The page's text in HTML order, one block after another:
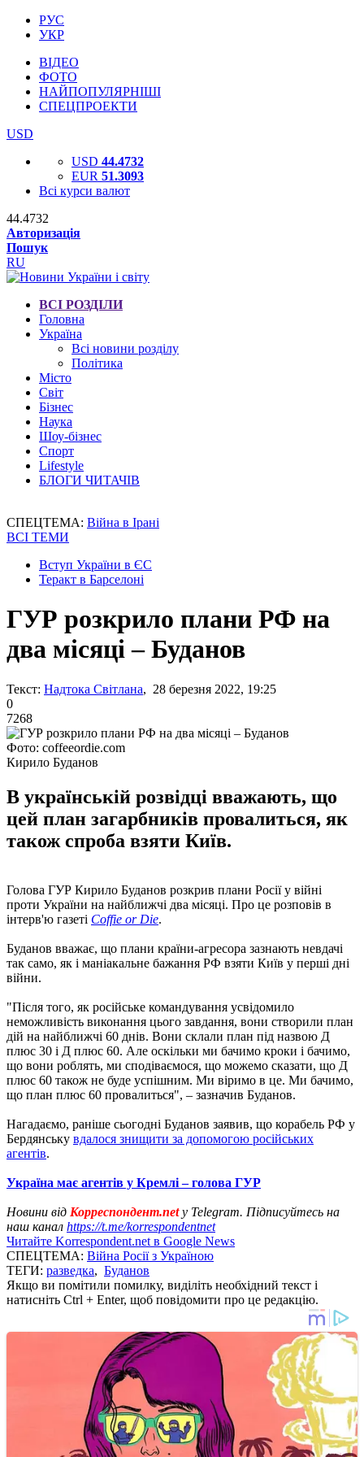
РУС
УКР
ВІДЕО
ФОТО
НАЙПОПУЛЯРНІШІ
СПЕЦПРОЕКТИ
USD
USD 44.4732
EUR 51.3093
Всі курси валют
44.4732
Авторизація
Пошук
RU
ВСІ РОЗДІЛИ
Головна
Україна
Всі новини розділу
Політика
Місто
Світ
Бізнес
Наука
Шоу-бізнес
Спорт
Lifestyle
БЛОГИ ЧИТАЧІВ
СПЕЦТЕМА: Війна в Ірані
ВСІ ТЕМИ
Вступ України в ЄС
Теракт в Барселоні
ГУР розкрило плани РФ на
два місяці – Буданов
Текст: Надтока Світлана, 28 березня 2022, 19:25
0
7268
Фото: coffeeordie.com
Кирило Буданов
В українській розвідці вважають, що
цей план загарбників провалиться, як
також спроба взяти Київ.
Голова ГУР Кирило Буданов розкрив плани Росії у війні
проти України на найближчі два місяці. Про це розповів в
інтерв'ю газеті Coffie or Die.
Буданов вважає, що плани країни-агресора зазнають невдачі
так само, як і маніакальне бажання РФ взяти Київ у перші дні
війни.
"Після того, як російське командування усвідомило
неможливість виконання цього завдання, вони створили план
дій на найближчі 60 днів. Вони склали план під назвою Д
плюс 30 і Д плюс 60. Але оскільки ми бачимо кроки і бачимо,
що вони роблять, ми сподіваємося, що можемо сказати, що Д
плюс 60 також не буде успішним. Ми віримо в це. Ми бачимо,
що план плюс 60 провалиться", – зазначив Буданов.
Нагадаємо, раніше сьогодні Буданов заявив, що корабель РФ у
Бердянську вдалося знищити за допомогою російських
агентів.
Україна має агентів у Кремлі – голова ГУР
Новини від Корреспондент.netу Telegram. Підписуйтесь на
наш канал https://t.me/korrespondentnet
Читайте Korrespondent.net в Google News
СПЕЦТЕМА: Війна Росії з Україною
ТЕГИ: разведка, Буданов
Якщо ви помітили помилку, виділіть необхідний текст і
натисніть Ctrl + Enter, щоб повідомити про це редакцію.